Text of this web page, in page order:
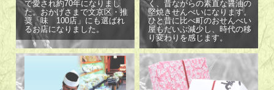
で愛され約70年になりまし
た。おかげさまで文京区・推
奨「味 100店」にも選ばれ
るお店になりました。
く、昔ながらの素直な醤油の
堅焼きせんべいになります。
ひと昔に比べ町のおせんべい
屋もだいぶ減少し、時代の移
り変わりを感じます。